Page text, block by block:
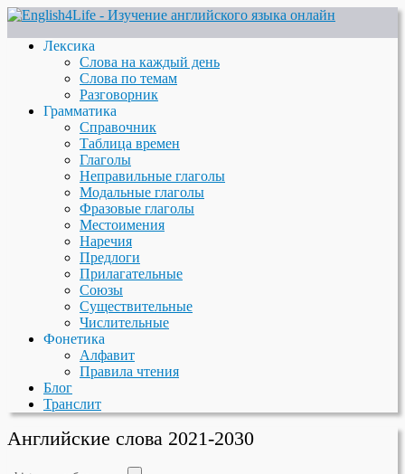
Лексика
Слова на каждый день
Слова по темам
Разговорник
Грамматика
Справочник
Таблица времен
Глаголы
Неправильные глаголы
Модальные глаголы
Фразовые глаголы
Местоимения
Наречия
Предлоги
Прилагательные
Союзы
Существительные
Числительные
Фонетика
Алфавит
Правила чтения
Блог
Транслит
Английские слова 2021-2030